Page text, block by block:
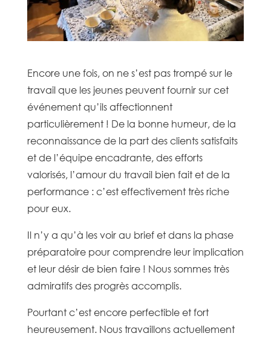
Encore une fois, on ne s’est pas trompé sur le
travail que les jeunes peuvent fournir sur cet
événement qu’ils affectionnent
particulièrement ! De la bonne humeur, de la
reconnaissance de la part des clients satisfaits
et de l’équipe encadrante, des efforts
valorisés, l’amour du travail bien fait et de la
performance : c’est effectivement très riche
pour eux.
Il n’y a qu’à les voir au brief et dans la phase
préparatoire pour comprendre leur implication
et leur désir de bien faire ! Nous sommes très
admiratifs des progrès accomplis.
Pourtant c’est encore perfectible et fort
heureusement. Nous travaillons actuellement